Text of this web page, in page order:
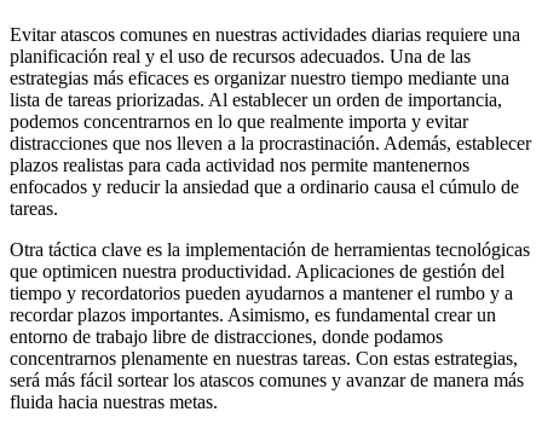
Evitar atascos comunes en nuestras actividades diarias requiere una
planificación real y el uso de recursos adecuados. Una de las
estrategias más eficaces es organizar nuestro tiempo mediante una
lista de tareas priorizadas. Al establecer un orden de importancia,
podemos concentrarnos en lo que realmente importa y evitar
distracciones que nos lleven a la procrastinación. Además, establecer
plazos realistas para cada actividad nos permite mantenernos
enfocados y reducir la ansiedad que a ordinario causa el cúmulo de
tareas.
Otra táctica clave es la implementación de herramientas tecnológicas
que optimicen nuestra productividad. Aplicaciones de gestión del
tiempo y recordatorios pueden ayudarnos a mantener el rumbo y a
recordar plazos importantes. Asimismo, es fundamental crear un
entorno de trabajo libre de distracciones, donde podamos
concentrarnos plenamente en nuestras tareas. Con estas estrategias,
será más fácil sortear los atascos comunes y avanzar de manera más
fluida hacia nuestras metas.